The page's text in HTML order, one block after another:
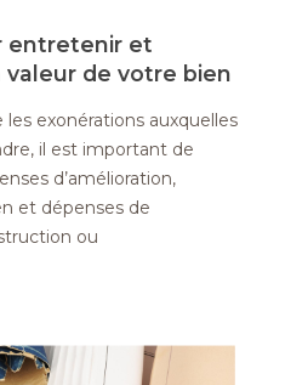
entretenir et
valeur de votre bien
exonérations auxquelles
il est important de
d’amélioration,
et dépenses de
ou